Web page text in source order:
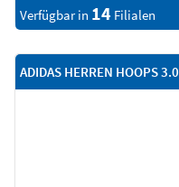
Verfügbar in 14 Filialen
ADIDAS HERREN HOOPS 3.0